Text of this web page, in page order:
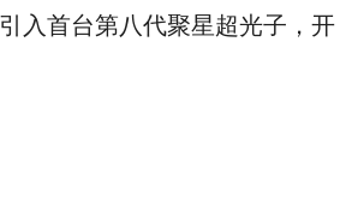
入首台第八代聚星超光子，开